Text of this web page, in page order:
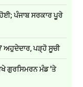
ਪੰਜਾਬ ਸਰਕਾਰ ਪੂਰੇ
ਅਹੁਦੇਦਾਰ, ਪੜ੍ਹੋ ਸੂਚੀ
ਗੁਰਸਿਮਰਨ ਮੰਡ ’ਤੇ